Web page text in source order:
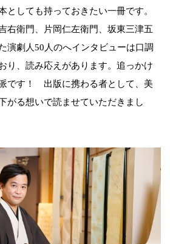
としても持っておきたい一冊です。
右衛門、片岡仁左衛門、坂東三津五
演劇人50人のへインタビューは口調
り、読み応えがあります。追っかけ
です！ 出版に携わる者として、美
がる想いで読ませていただきまし